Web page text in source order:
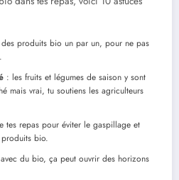
produits bio un par un, pour ne pas
: les fruits et légumes de saison y sont
mais vrai, tu soutiens les agriculteurs
tes repas pour éviter le gaspillage et
produits bio.
du bio, ça peut ouvrir des horizons